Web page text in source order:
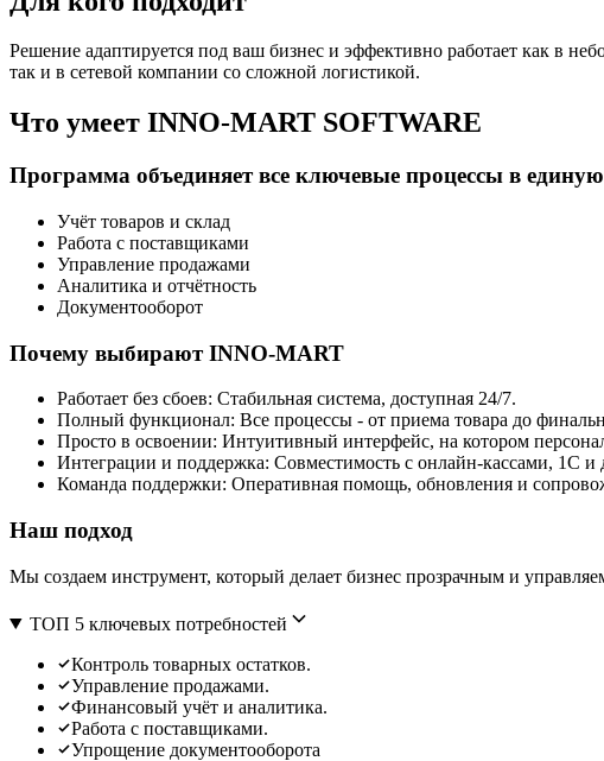
Решение адаптируется под ваш бизнес и эффективно работает как в
так и в сетевой компании со сложной логистикой.
Что умеет INNO-MART SOFTWARE
Программа объединяет все ключевые процессы в единую
Учёт товаров и склад
Работа с поставщиками
Управление продажами
Аналитика и отчётность
Документооборот
Почему выбирают INNO-MART
Работает без сбоев: Стабильная система, доступная 24/7.
Полный функционал: Все процессы - от приема товара до
Просто в освоении: Интуитивный интерфейс, на котором
Интеграции и поддержка: Совместимость с онлайн-кассами, 1С и
Команда поддержки: Оперативная помощь, обновления и
Наш подход
Мы создаем инструмент, который делает бизнес прозрачным и
ТОП 5 ключевых потребностей
Контроль товарных остатков.
Управление продажами.
Финансовый учёт и аналитика.
Работа с поставщиками.
Упрощение документооборота